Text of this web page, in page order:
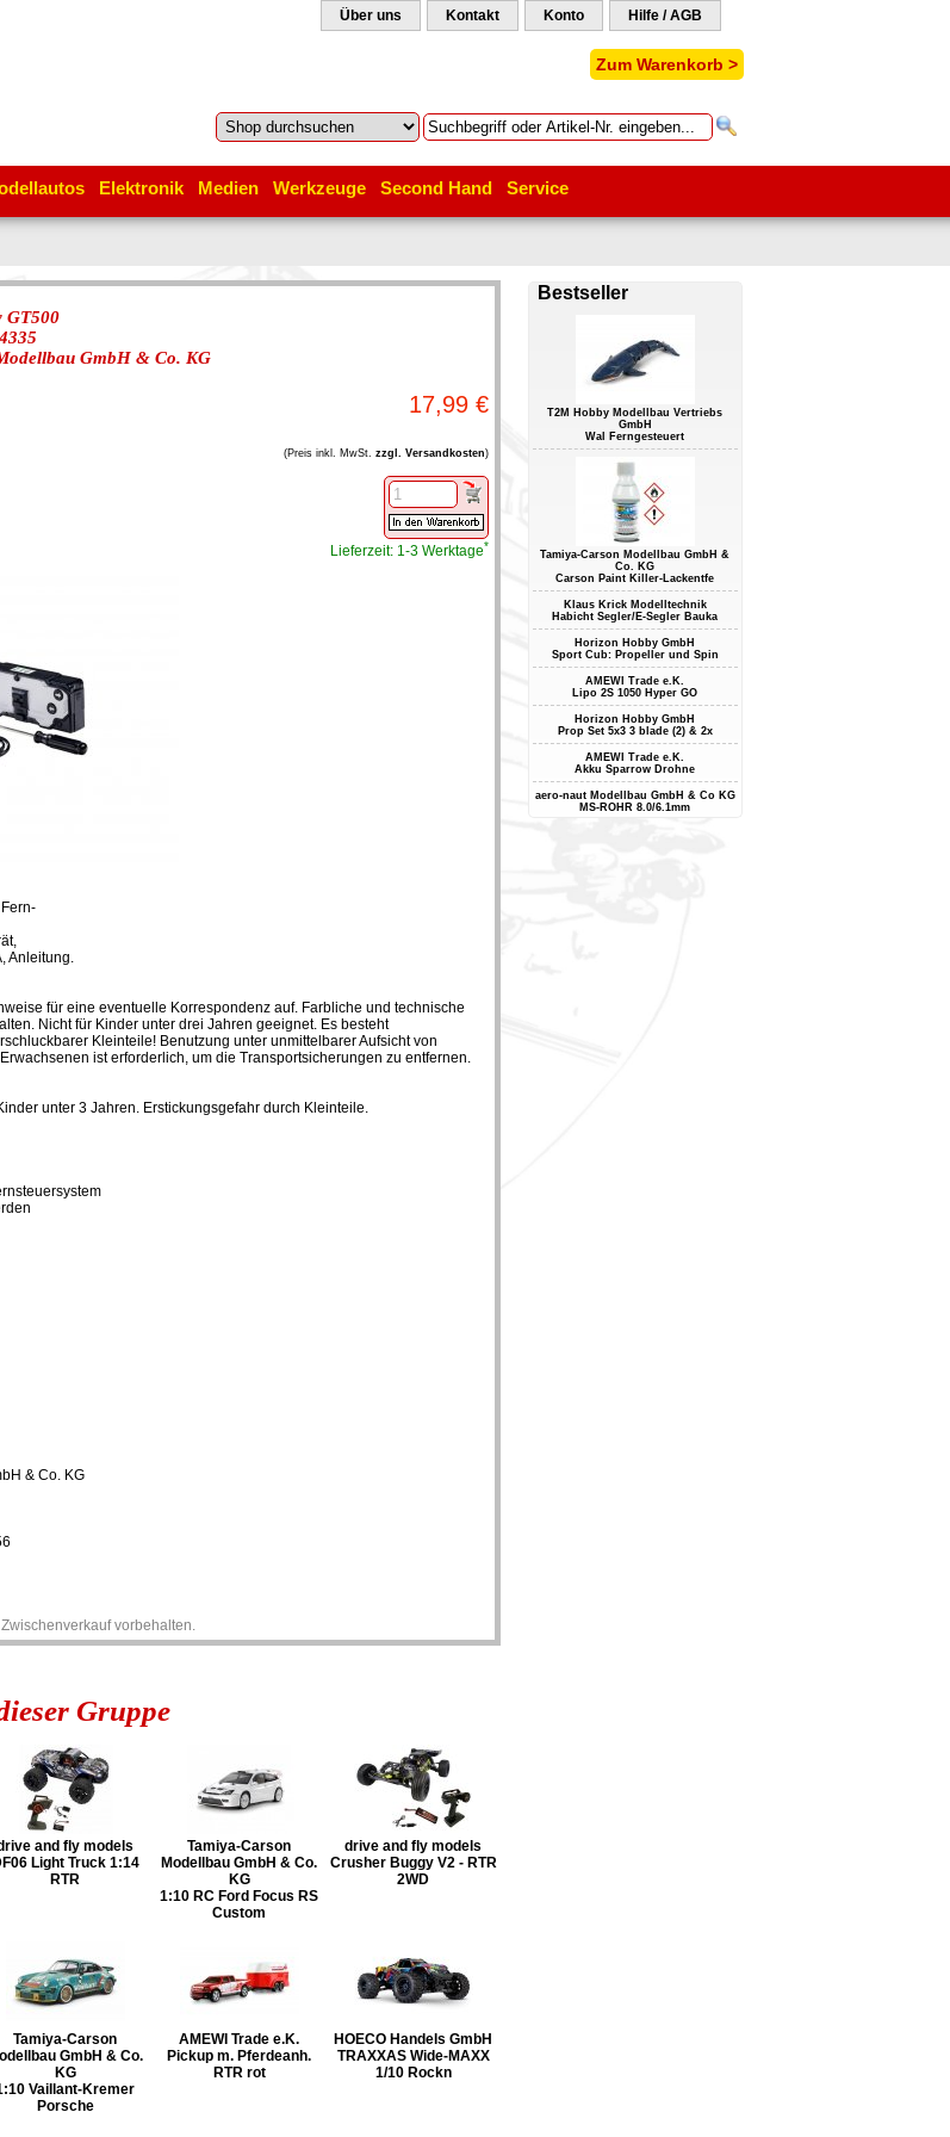
Über uns Kontakt Konto Hilfe / AGB
Zum Warenkorb >
Elektronik Medien Werkzeuge Second Hand Service
GT500
GmbH & Co. KG
17,99 €
(Preis inkl. MwSt. zzgl. Versandkosten)
Lieferzeit: 1-3 Werktage*
Anleitung.
für eine eventuelle Korrespondenz auf. Farbliche und technische
Nicht für Kinder unter drei Jahren geeignet. Es besteht
Kleinteile! Benutzung unter unmittelbarer Aufsicht von
ist erforderlich, um die Transportsicherungen zu entfernen.
unter 3 Jahren. Erstickungsgefahr durch Kleinteile.
& Co. KG
vorbehalten.
Gruppe
and fly models
Light Truck 1:14
RTR
Tamiya-Carson
Modellbau GmbH & Co.
KG
1:10 RC Ford Focus RS
Custom
drive and fly models
Crusher Buggy V2 - RTR
2WD
Tamiya-Carson
GmbH & Co.
KG
Vaillant-Kremer
Porsche
AMEWI Trade e.K.
Pickup m. Pferdeanh.
RTR rot
HOECO Handels GmbH
TRAXXAS Wide-MAXX
1/10 Rockn
Bestseller
T2M Hobby Modellbau Vertriebs
GmbH
Wal Ferngesteuert
Tamiya-Carson Modellbau GmbH &
Co. KG
Carson Paint Killer-Lackentfe
Klaus Krick Modelltechnik
Habicht Segler/E-Segler Bauka
Horizon Hobby GmbH
Sport Cub: Propeller und Spin
AMEWI Trade e.K.
Lipo 2S 1050 Hyper GO
Horizon Hobby GmbH
Prop Set 5x3 3 blade (2) & 2x
AMEWI Trade e.K.
Akku Sparrow Drohne
aero-naut Modellbau GmbH & Co KG
MS-ROHR 8.0/6.1mm